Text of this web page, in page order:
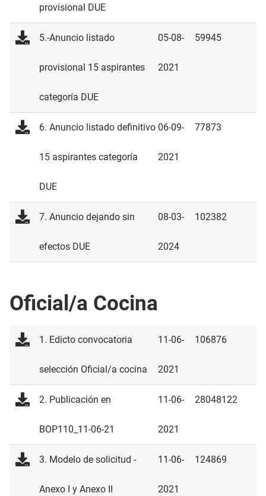
provisional DUE
5.-Anuncio listado
provisional 15 aspirantes
categoría DUE
05-08-
2021
59945
6. Anuncio listado definitivo
15 aspirantes categoría
DUE
06-09-
2021
77873
7. Anuncio dejando sin
efectos DUE
08-03-
2024
102382
Oficial/a Cocina
1. Edicto convocatoria
selección Oficial/a cocina
11-06-
2021
106876
2. Publicación en
BOP110_11-06-21
11-06-
2021
28048122
3. Modelo de solicitud -
Anexo I y Anexo II
11-06-
2021
124869